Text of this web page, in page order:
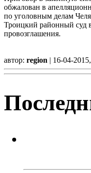
обжалован в
по уголовным делам
Троицкий районный суд
провозглашения.
автор: region | 16-04-